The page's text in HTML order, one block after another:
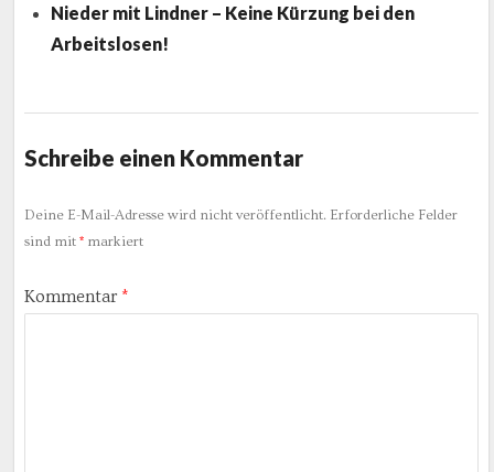
Nieder mit Lindner – Keine Kürzung bei den
Arbeitslosen!
Schreibe einen Kommentar
Deine E-Mail-Adresse wird nicht veröffentlicht. Erforderliche Felder
sind mit *markiert
Kommentar *